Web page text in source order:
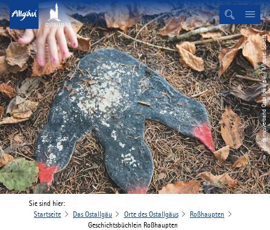
© Tourismusverband Ostallgäu e.V. / Michael Schott
Sie sind hier:
Startseite
Das Ostallgäu Orte des Ostallgäus
Roßhaupten
Geschichtsbüchlein Roßhaupten